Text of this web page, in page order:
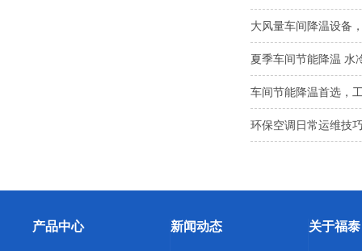
大风量车间降温设备
夏季车间节能降温
车间节能降温首选，
环保空调日常运维技
产品中心 新闻动态 关于福泰